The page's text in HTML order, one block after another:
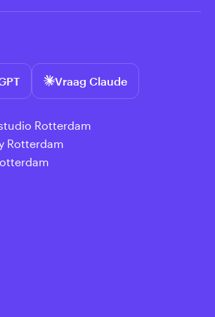
Vraag Claude
Rotterdam
Rotterdam